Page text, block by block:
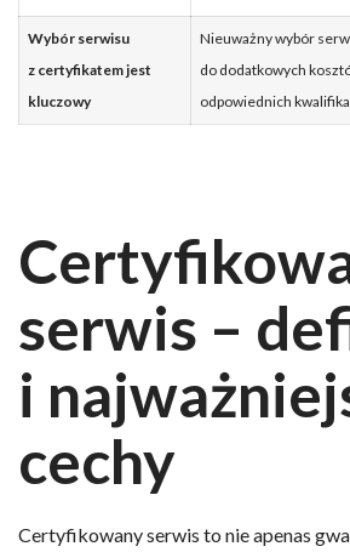
Wybór serwisu
z certyfikatem jest
kluczowy
Nieuważny wybór
do dodatkowych
odpowiednich
serwis –
i
cechy
Certyfikowany serwis to nie apenas